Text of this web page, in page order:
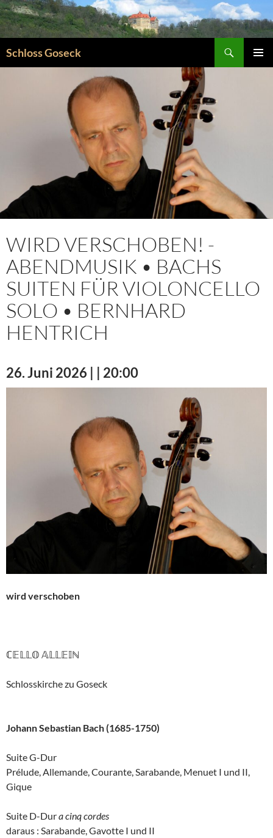
Zum
Inhalt
springen
Schloss Goseck
WIRD VERSCHOBEN! -
ABENDMUSIK • BACHS
SUITEN FÜR VIOLONCELLO
SOLO • BERNHARD
HENTRICH
26. Juni 2026 | | 20:00
wird verschoben
ℂ𝔼𝕃𝕃𝕆 𝔸𝕃𝕃𝔼𝕀ℕ
Schlosskirche zu Goseck
Johann Sebastian Bach (1685-1750)
Suite G-Dur
Prélude, Allemande, Courante, Sarabande, Menuet I und II,
Gique
Suite D-Dura cinq cordes
daraus : Sarabande, Gavotte I und II